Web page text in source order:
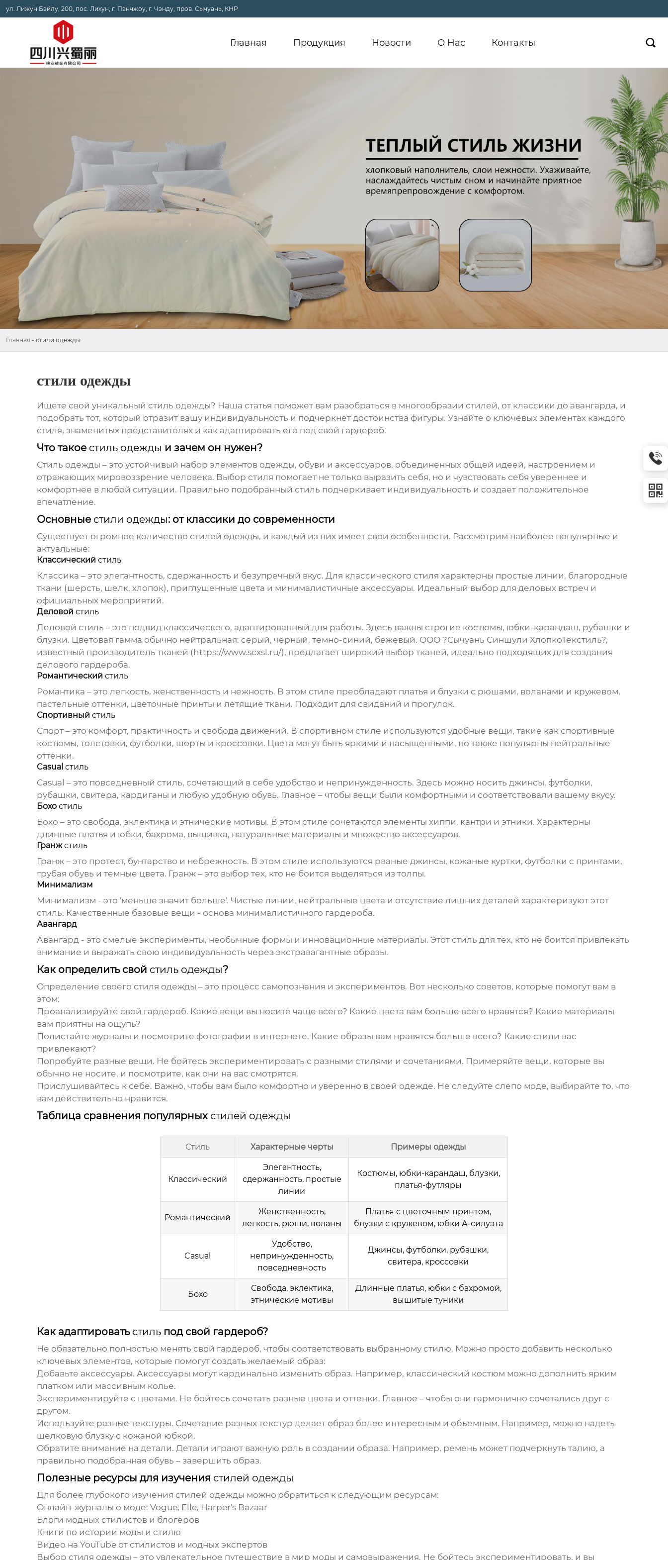
ул. Лижун Бэйлу, 200, пос. Лихун, г. Пэнчжоу, г. Чэнду, пров. Сычуань, КНР
Главная Продукция Новости О Hас Контакты 
Главная - стили одежды
стили одежды
Ищете свой уникальный стиль одежды? Наша статья поможет вам разобраться в многообразии стилей, от классики до авангарда, и
подобрать тот, который отразит вашу индивидуальность и подчеркнет достоинства фигуры. Узнайте о ключевых элементах каждого
стиля, знаменитых представителях и как адаптировать его под свой гардероб.
Что такое стиль одежды и зачем он нужен?
Стиль одежды – это устойчивый набор элементов одежды, обуви и аксессуаров, объединенных общей идеей, настроением и
отражающих мировоззрение человека. Выбор стиля помогает не только выразить себя, но и чувствовать себя увереннее и
комфортнее в любой ситуации. Правильно подобранный стиль подчеркивает индивидуальность и создает положительное
впечатление.
Основные стили одежды: от классики до современности
Существует огромное количество стилей одежды, и каждый из них имеет свои особенности. Рассмотрим наиболее популярные и
актуальные:
Классический стиль
Классика – это элегантность, сдержанность и безупречный вкус. Для классического стиля характерны простые линии, благородные
ткани (шерсть, шелк, хлопок), приглушенные цвета и минималистичные аксессуары. Идеальный выбор для деловых встреч и
официальных мероприятий.
Деловой стиль
Деловой стиль – это подвид классического, адаптированный для работы. Здесь важны строгие костюмы, юбки-карандаш, рубашки и
блузки. Цветовая гамма обычно нейтральная: серый, черный, темно-синий, бежевый. ООО ?Сычуань Синшули ХлопкоТекстиль?,
известный производитель тканей ( https://www.scxsl.ru/), предлагает широкий выбор тканей, идеально подходящих для создания
делового гардероба.
Романтический стиль
Романтика – это легкость, женственность и нежность. В этом стиле преобладают платья и блузки с рюшами, воланами и кружевом,
пастельные оттенки, цветочные принты и летящие ткани. Подходит для свиданий и прогулок.
Спортивный стиль
Спорт – это комфорт, практичность и свобода движений. В спортивном стиле используются удобные вещи, такие как спортивные
костюмы, толстовки, футболки, шорты и кроссовки. Цвета могут быть яркими и насыщенными, но также популярны нейтральные
оттенки.
Casual стиль
Casual – это повседневный стиль, сочетающий в себе удобство и непринужденность. Здесь можно носить джинсы, футболки,
рубашки, свитера, кардиганы и любую удобную обувь. Главное – чтобы вещи были комфортными и соответствовали вашему вкусу.
Бохо стиль
Бохо – это свобода, эклектика и этнические мотивы. В этом стиле сочетаются элементы хиппи, кантри и этники. Характерны
длинные платья и юбки, бахрома, вышивка, натуральные материалы и множество аксессуаров.
Гранжстиль
Гранж – это протест, бунтарство и небрежность. В этом стиле используются рваные джинсы, кожаные куртки, футболки с принтами,
грубая обувь и темные цвета. Гранж – это выбор тех, кто не боится выделяться из толпы.
Минимализм
Минимализм - это 'меньше значит больше'. Чистые линии, нейтральные цвета и отсутствие лишних деталей характеризуют этот
стиль. Качественные базовые вещи - основа минималистичного гардероба.
Авангард
Авангард - это смелые эксперименты, необычные формы и инновационные материалы. Этот стиль для тех, кто не боится привлекать
внимание и выражать свою индивидуальность через экстравагантные образы.
Как определить свой стиль одежды?
Определение своего стиля одежды – это процесс самопознания и экспериментов. Вот несколько советов, которые помогут вам в
этом:
Проанализируйте свой гардероб. Какие вещи вы носите чаще всего? Какие цвета вам больше всего нравятся? Какие материалы
вам приятны на ощупь?
Полистайте журналы и посмотрите фотографии в интернете. Какие образы вам нравятся больше всего? Какие стили вас
привлекают?
Попробуйте разные вещи. Не бойтесь экспериментировать с разными стилями и сочетаниями. Примеряйте вещи, которые вы
обычно не носите, и посмотрите, как они на вас смотрятся.
Прислушивайтесь к себе. Важно, чтобы вам было комфортно и уверенно в своей одежде. Не следуйте слепо моде, выбирайте то, что
вам действительно нравится.
Таблица сравнения популярных стилей одежды
Стиль Характерные черты Примеры одежды
Классический
Элегантность,
сдержанность, простые
линии
Костюмы, юбки-карандаш, блузки,
платья-футляры
Романтический
Женственность,
легкость, рюши, воланы
Платья с цветочным принтом,
блузки с кружевом, юбки А-силуэта
Casual
Удобство,
непринужденность,
повседневность
Джинсы, футболки, рубашки,
свитера, кроссовки
Бохо
Свобода, эклектика,
этнические мотивы
Длинные платья, юбки с бахромой,
вышитые туники
Как адаптировать стильпод свой гардероб?
Не обязательно полностью менять свой гардероб, чтобы соответствовать выбранному стилю. Можно просто добавить несколько
ключевых элементов, которые помогут создать желаемый образ:
Добавьте аксессуары. Аксессуары могут кардинально изменить образ. Например, классический костюм можно дополнить ярким
платком или массивным колье.
Экспериментируйте с цветами. Не бойтесь сочетать разные цвета и оттенки. Главное – чтобы они гармонично сочетались друг с
другом.
Используйте разные текстуры. Сочетание разных текстур делает образ более интересным и объемным. Например, можно надеть
шелковую блузку с кожаной юбкой.
Обратите внимание на детали. Детали играют важную роль в создании образа. Например, ремень может подчеркнуть талию, а
правильно подобранная обувь – завершить образ.
Полезные ресурсы для изучения стилей одежды
Для более глубокого изучения стилей одежды можно обратиться к следующим ресурсам:
Онлайн-журналы о моде: Vogue, Elle, Harper's Bazaar
Блоги модных стилистов и блогеров
Книги по истории моды и стилю
Видео на YouTube от стилистов и модных экспертов
Выбор стиля одежды – это увлекательное путешествие в мир моды и самовыражения. Не бойтесь экспериментировать, и вы